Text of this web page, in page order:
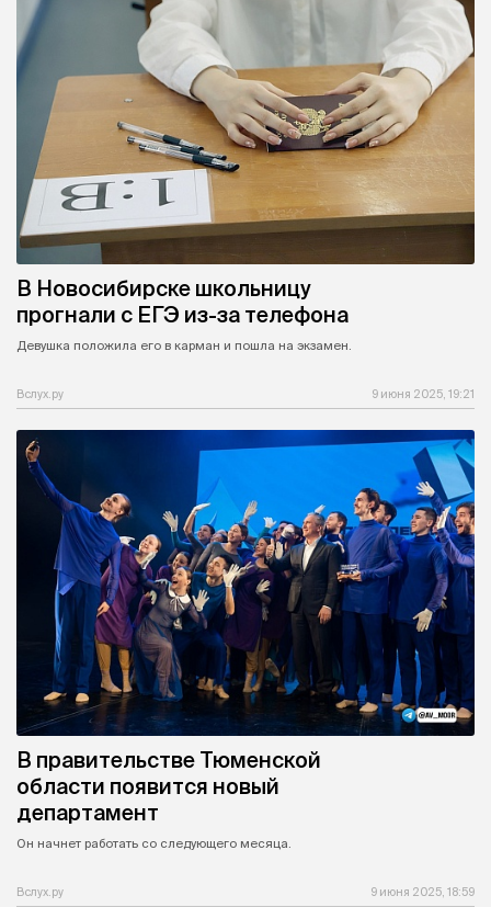
В Новосибирске школьницу
прогнали с ЕГЭ из-за телефона
Девушка положила его в карман и пошла на экзамен.
Вслух.ру 9 июня 2025, 19:21
В правительстве Тюменской
области появится новый
департамент
Он начнет работать со следующего месяца.
Вслух.ру 9 июня 2025, 18:59